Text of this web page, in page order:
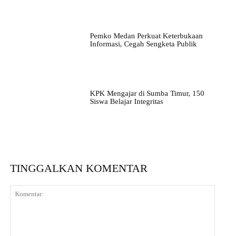
Pemko Medan Perkuat Keterbukaan
Informasi, Cegah Sengketa Publik
KPK Mengajar di Sumba Timur, 150
Siswa Belajar Integritas
TINGGALKAN KOMENTAR